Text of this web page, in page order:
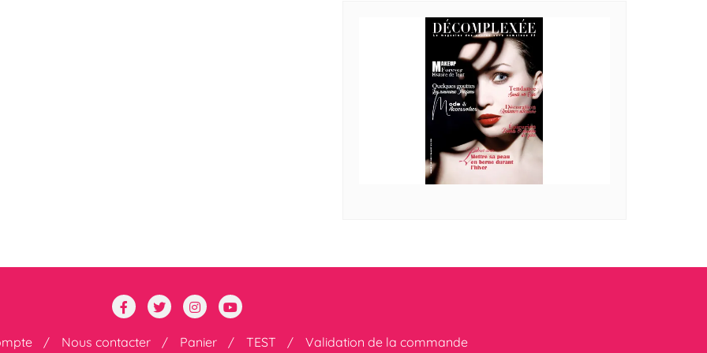
Nous contacter Panier TEST Validation de la commande